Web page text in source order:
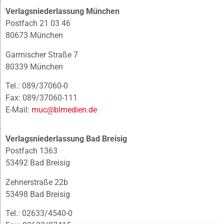
Verlagsniederlassung München
Postfach 21 03 46
80673 München
Garmischer Straße 7
80339 München
Tel.: 089/37060-0
Fax: 089/37060-111
E-Mail: muc@blmedien.de
Verlagsniederlassung Bad Breisig
Postfach 1363
53492 Bad Breisig
Zehnerstraße 22b
53498 Bad Breisig
Tel.: 02633/4540-0